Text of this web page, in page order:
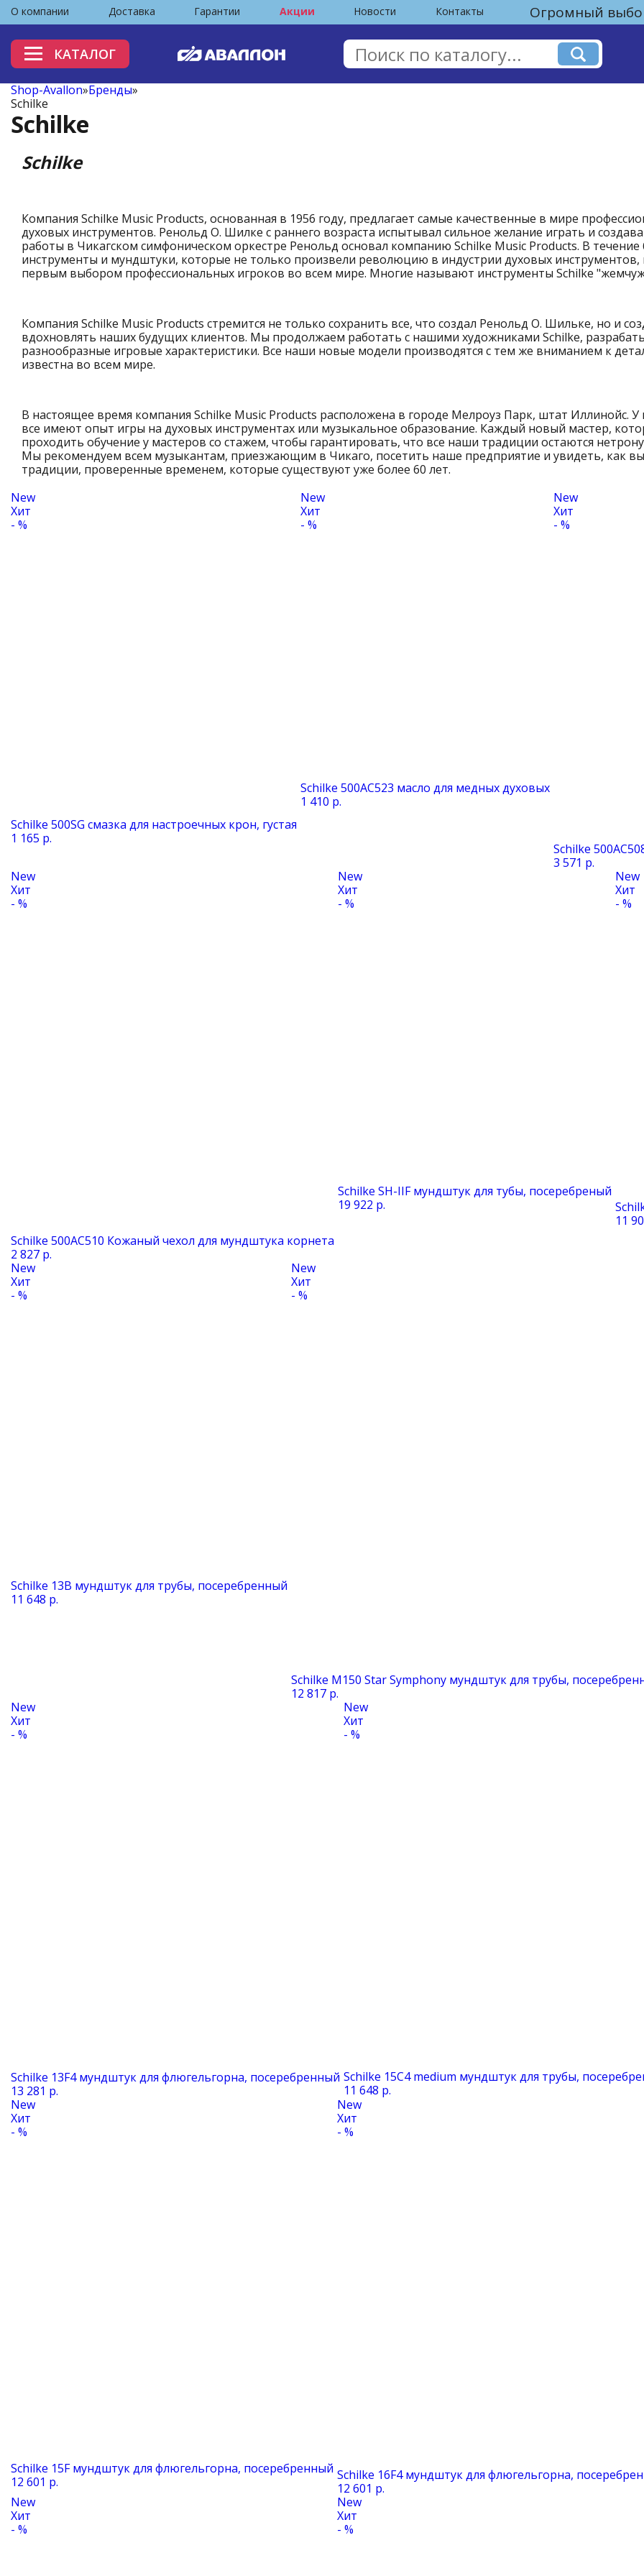
О компании Доставка Гарантии Акции Новости Контакты Огромный
КАТАЛОГ
Shop-Avallon»Бренды»
Schilke
Schilke
Schilke
Компания Schilke Music Products, основанная в 1956 году, предлагает самые качественные в мире
духовых инструментов. Ренольд О. Шилке с раннего возраста испытывал сильное желание играть и
работы в Чикагском симфоническом оркестре Ренольд основал компанию Schilke Music Products. В течение
инструменты и мундштуки, которые не только произвели революцию в индустрии духовых
первым выбором профессиональных игроков во всем мире. Многие называют инструменты Schilke
Компания Schilke Music Products стремится не только сохранить все, что создал Ренольд О. Шильке, но и
вдохновлять наших будущих клиентов. Мы продолжаем работать с нашими художниками Schilke,
разнообразные игровые характеристики. Все наши новые модели производятся с тем же вниманием к
известна во всем мире.
В настоящее время компания Schilke Music Products расположена в городе Мелроуз Парк, штат Иллинойс. У
все имеют опыт игры на духовых инструментах или музыкальное образование. Каждый новый мастер,
проходить обучение у мастеров со стажем, чтобы гарантировать, что все наши традиции остаются
Мы рекомендуем всем музыкантам, приезжающим в Чикаго, посетить наше предприятие и увидеть, как
традиции, проверенные временем, которые существуют уже более 60 лет.
New
Хит
- %
Schilke 500SG смазка для настроечных крон, густая
1 165 р.
New
Хит
- %
Schilke 500AC523 масло для медных духовых
1 410 р.
New
Хит
- %
Schilke
3 571 р.
New
Хит
- %
Schilke 500АС510 Кожаный чехол для мундштука корнета
2 827 р.
New
Хит
- %
Schilke SH-IIF мундштук для тубы, посеребреный
19 922 р.
New
Хит
- %
11
New
Хит
- %
Schilke 13B мундштук для трубы, посеребренный
11 648 р.
New
Хит
- %
Schilke M150 Star Symphony мундштук для трубы,
12 817 р.
New
Хит
- %
Schilke 13F4 мундштук для флюгельгорна, посеребренный
13 281 р.
New
Хит
- %
Schilke 15C4 medium мундштук для трубы,
11 648 р.
New
Хит
- %
Schilke 15F мундштук для флюгельгорна, посеребренный
12 601 р.
New
Хит
- %
Schilke 16F4 мундштук для флюгельгорна,
12 601 р.
New
Хит
- %
New
Хит
- %